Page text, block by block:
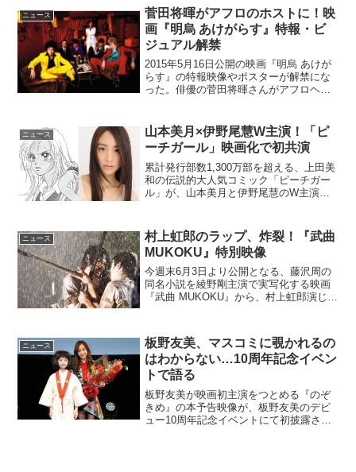
編』...
ニュース
菅田将暉がアフロのホストに！映
画『明烏 あけがらす』特報・ビ
ジュアル解禁
2015年5月16日公開の映画『明烏 あけが
らす』の特報映像やポスターが解禁にな
った。俳優の菅田将暉さんがアフロヘア
福田雄一氏。福田組、そして主題歌は注
目株のAle...
ニュース
山本美月×伊野尾慧W主演！「ピ
ーチガール」映画化で初共演
累計発行部数1,300万部を超える、上田美
和の伝説的大人気コミック「ピーチガー
ル」が、山本美月と伊野尾慧のW主演・
慧W主演！映画『ピーチガール』元水泳
部の女子高生...
ニュース
村上虹郎のラップ、炸裂！『武曲
MUKOKU』特別映像
今週末6月3日より公開となる、藤沢周の
同名小説を綾野剛主演で実写化する映画
『武曲 MUKOKU』から、村上虹郎演じる
『武曲 MUKOKU』荒々しい冒頭ラップ映
像を公開海と...
ニュース
板野友美、マスコミに覗かれるの
はわからない…10周年記念イベン
トで語る
板野友美が映画初主演をつとめる『のぞ
きめ』の本予告映像が、板野友美のデビ
ュー10周年記念イベントにて初披露さ